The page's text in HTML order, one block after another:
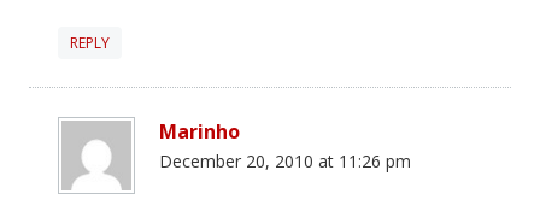
REPLY
Marinho
December 20, 2010 at 11:26 pm